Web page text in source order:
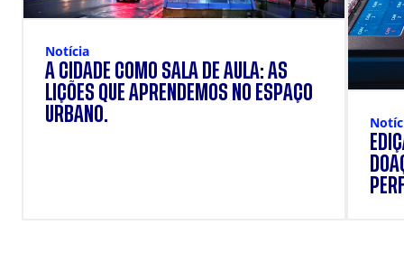
Notícia
A CIDADE COMO SALA DE AULA: AS
LIÇÕES QUE APRENDEMOS NO ESPAÇO
URBANO.